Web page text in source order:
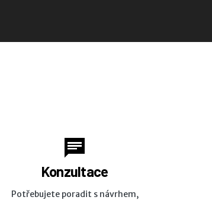
Konzultace
Potřebujete poradit s návrhem,